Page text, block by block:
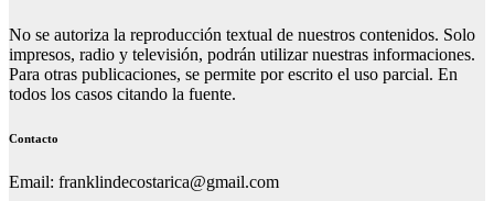
No se autoriza la reproducción textual de nuestros contenidos. Solo
impresos, radio y televisión, podrán utilizar nuestras informaciones.
Para otras publicaciones, se permite por escrito el uso parcial. En
todos los casos citando la fuente.
Contacto
Email: franklindecostarica@gmail.com